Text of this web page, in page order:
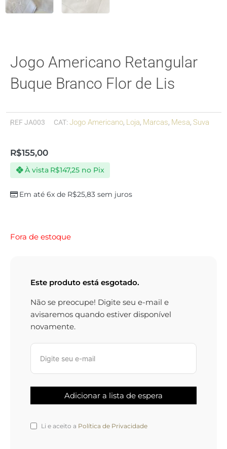
Jogo Americano Retangular
Buque Branco Flor de Lis
REFJA003 CAT:Jogo Americano, Loja, Marcas, Mesa, Suva
R$155,00
Em até 6x de R$25,83 sem juros
À vista R$147,25 no Pix
Fora de estoque
Este produto está esgotado.
Não se preocupe! Digite seu e-mail e
avisaremos quando estiver disponível
novamente.
Li e aceito a Política de Privacidade